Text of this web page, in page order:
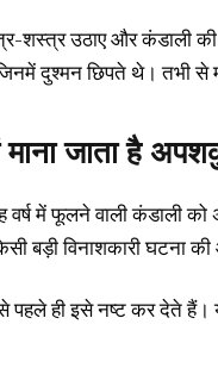
शस्त्र उठाए और कंडाली
जिनमें दुश्मन छिपते थे। तभी
जाता है
में फूलने वाली कंडाली
विनाशकारी घटना
ही इसे नष्ट कर देते हैं।